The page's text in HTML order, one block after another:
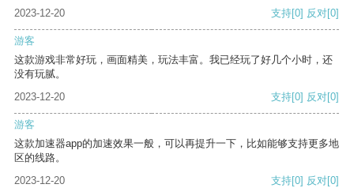
2023-12-20
支持[0] 反对[0]
游客
这款游戏非常好玩，画面精美，玩法丰富。我已经玩了好几个小时，还
没有玩腻。
2023-12-20
支持[0] 反对[0]
游客
这款加速器app的加速效果一般，可以再提升一下，比如能够支持更多地
区的线路。
2023-12-20
支持[0] 反对[0]